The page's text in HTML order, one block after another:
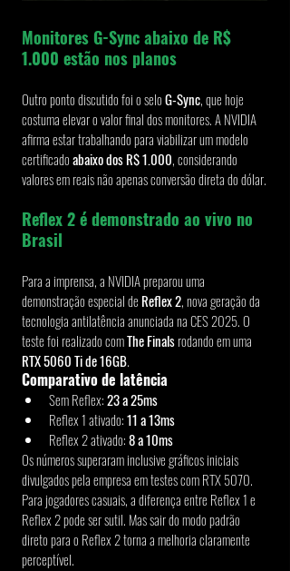
Monitores G-Sync abaixo de R$
1.000 estão nos planos
Outro ponto discutido foi o selo G-Sync, que hoje
costuma elevar o valor final dos monitores. A NVIDIA
afirma estar trabalhando para viabilizar um modelo
certificado abaixo dos R$ 1.000, considerando
valores em reais não apenas conversão direta do dólar.
Reflex 2 é demonstrado ao vivo no
Brasil
Para a imprensa, a NVIDIA preparou uma
demonstração especial de Reflex 2, nova geração da
tecnologia antilatência anunciada na CES 2025. O
teste foi realizado com The Finals rodando em uma
RTX 5060 Ti de 16GB.
Comparativo de latência
Sem Reflex: 23 a 25ms
Reflex 1 ativado: 11 a 13ms
Reflex 2 ativado: 8 a 10ms
Os números superaram inclusive gráficos iniciais
divulgados pela empresa em testes com RTX 5070.
Para jogadores casuais, a diferença entre Reflex 1 e
Reflex 2 pode ser sutil. Mas sair do modo padrão
direto para o Reflex 2 torna a melhoria claramente
perceptível.